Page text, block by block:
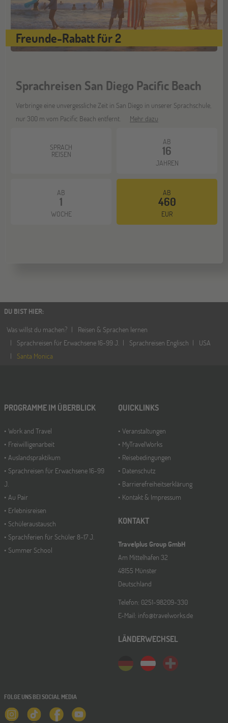
Freunde-Rabatt für 2
Sprachreisen San Diego Pacific Beach
Verbringe eine unvergessliche Zeit in San Diego in unserer Sprachschule,
nur 300 m vom Pacific Beach entfernt.
Mehr dazu
SPRACH
REISEN
AB
16
JAHREN
AB
1
WOCHE
AB
460
EUR
DU BIST HIER:
Was willst du machen?
Reisen & Sprachen lernen
Sprachreisen für Erwachsene 16-99 J.
Sprachreisen Englisch
USA
Santa Monica
PROGRAMME IM ÜBERBLICK
Work and Travel
Freiwilligenarbeit
Auslandspraktikum
Sprachreisen für Erwachsene 16-99
J.
Au Pair
Erlebnisreisen
Schüleraustausch
Sprachferien für Schüler 8-17 J.
Summer School
QUICKLINKS
Veranstaltungen
MyTravelWorks
Reisebedingungen
Datenschutz
Barrierefreiheitserklärung
Kontakt & Impressum
KONTAKT
Travelplus Group GmbH
Am Mittelhafen 32
48155 Münster
Deutschland
Telefon: 0251-98209-330
E-Mail: info@travelworks.de
LÄNDERWECHSEL
FOLGE UNS BEI SOCIAL MEDIA